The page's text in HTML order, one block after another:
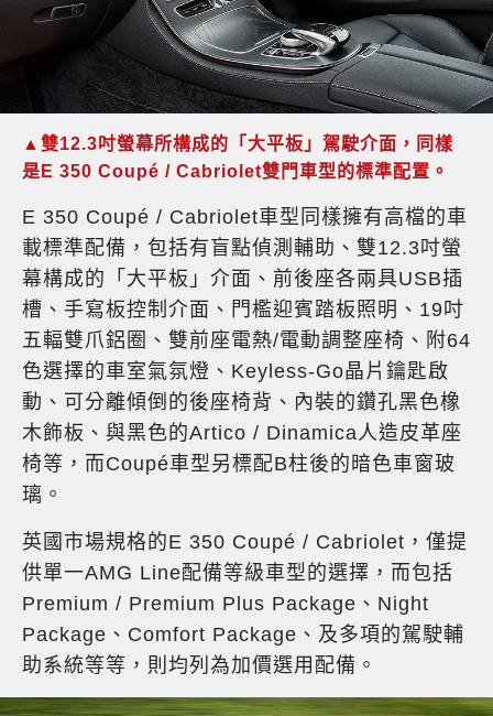
▲雙12.3吋螢幕所構成的「大平板」駕駛介面，同樣
是E 350 Coupé / Cabriolet雙門車型的標準配置。
E 350 Coupé / Cabriolet車型同樣擁有高檔的車
載標準配備，包括有盲點偵測輔助、雙12.3吋螢
幕構成的「大平板」介面、前後座各兩具USB插
槽、手寫板控制介面、門檻迎賓踏板照明、19吋
五輻雙爪鋁圈、雙前座電熱/電動調整座椅、附64
色選擇的車室氣氛燈、Keyless-Go晶片鑰匙啟
動、可分離傾倒的後座椅背、內裝的鑽孔黑色橡
木飾板、與黑色的Artico / Dinamica人造皮革座
椅等，而Coupé車型另標配B柱後的暗色車窗玻
璃。
英國市場規格的E 350 Coupé / Cabriolet，僅提
供單一AMG Line配備等級車型的選擇，而包括
Premium / Premium Plus Package、Night
Package、Comfort Package、及多項的駕駛輔
助系統等等，則均列為加價選用配備。